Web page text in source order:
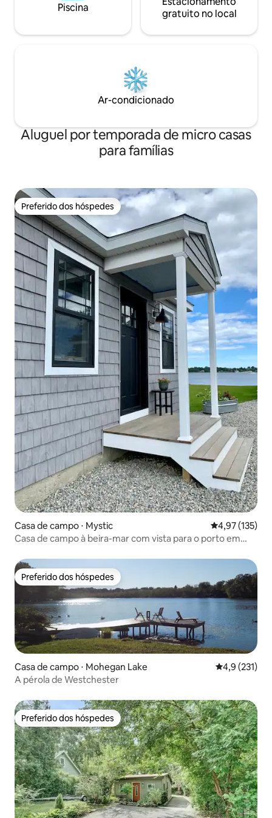
Piscina
gratuito no local
Ar-condicionado
Aluguel por temporada de micro casas
para famílias
Preferido dos hóspedes
Preferido dos hóspedes
Casa de campo ⋅ Mystic 4,97 de uma
4,97 (135)
Casa de campo à beira-mar com vista para o porto em
Preferido dos hóspedes
Preferido dos hóspedes
Casa de campo ⋅ Mohegan Lake 4,9 de uma
4,9 (231)
A pérola de Westchester
Preferido dos hóspedes
Preferido dos hóspedes